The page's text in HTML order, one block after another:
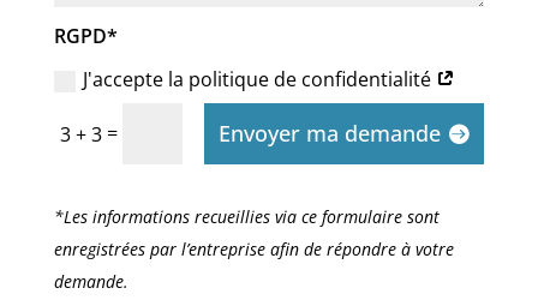
RGPD*
J'accepte la politique de confidentialité
3 + 3= Envoyer ma demande
*Les informations recueillies via ce formulaire sont
enregistrées par l’entreprise afin de répondre à votre
demande.